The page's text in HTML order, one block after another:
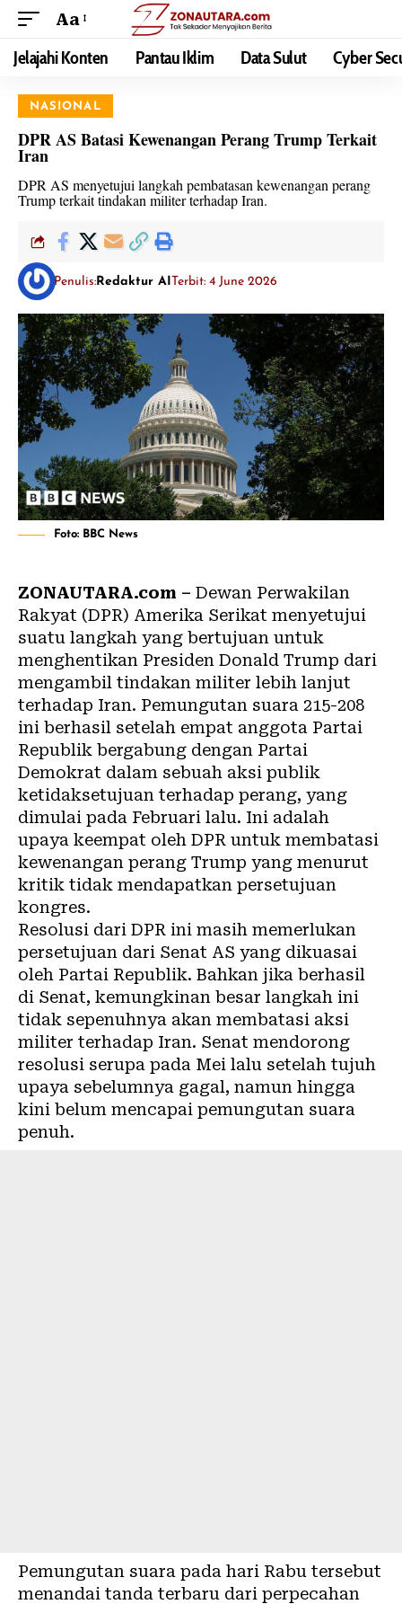
Aa
Jelajahi Konten Pantau Iklim Data Sulut Cyber
NASIONAL
DPR AS Batasi Kewenangan Perang Trump Terkait
Iran
DPR AS menyetujui langkah pembatasan kewenangan perang
Trump terkait tindakan militer terhadap Iran.
Penulis: Redaktur AITerbit: 4 June 2026
Foto: BBC News
ZONAUTARA.com – Dewan Perwakilan
Rakyat (DPR) Amerika Serikat menyetujui
suatu langkah yang bertujuan untuk
menghentikan Presiden Donald Trump dari
mengambil tindakan militer lebih lanjut
terhadap Iran. Pemungutan suara 215-208
ini berhasil setelah empat anggota Partai
Republik bergabung dengan Partai
Demokrat dalam sebuah aksi publik
ketidaksetujuan terhadap perang, yang
dimulai pada Februari lalu. Ini adalah
upaya keempat oleh DPR untuk membatasi
kewenangan perang Trump yang menurut
kritik tidak mendapatkan persetujuan
kongres.
Resolusi dari DPR ini masih memerlukan
persetujuan dari Senat AS yang dikuasai
oleh Partai Republik. Bahkan jika berhasil
di Senat, kemungkinan besar langkah ini
tidak sepenuhnya akan membatasi aksi
militer terhadap Iran. Senat mendorong
resolusi serupa pada Mei lalu setelah tujuh
upaya sebelumnya gagal, namun hingga
kini belum mencapai pemungutan suara
penuh.
Pemungutan suara pada hari Rabu tersebut
menandai tanda terbaru dari perpecahan